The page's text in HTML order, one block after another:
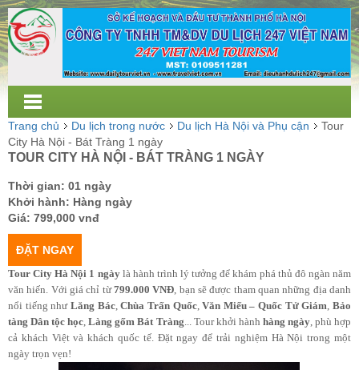
Trang chủ Du lịch trong nước Du lịch Hà Nội và Phụ cận
Tour
City Hà Nội - Bát Tràng 1 ngày
TOUR CITY HÀ NỘI - BÁT TRÀNG 1 NGÀY
Thời gian: 01 ngày
Khởi hành: Hàng ngày
Giá: 799,000 vnđ
ĐẶT NGAY
Tour City Hà Nội 1 ngàylà hành trình lý tưởng để khám phá thủ đô ngàn năm
văn hiến. Với giá chỉ từ799.000 VNĐ, bạn sẽ được tham quan những địa danh
nổi tiếng như Lăng Bác,Chùa Trấn Quốc,Văn Miếu – Quốc Tử Giám,Bảo
tàng Dân tộc học,Làng gốm Bát Tràng... Tour khởi hành hàng ngày, phù hợp
cả khách Việt và khách quốc tế. Đặt ngay để trải nghiệm Hà Nội trong một
ngày trọn vẹn!